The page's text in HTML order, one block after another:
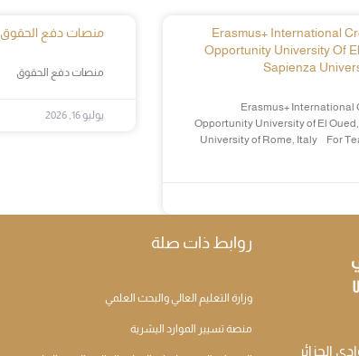
Erasmus+ International
Opportunity University Of
Sapienza
Erasmus+ International
Opportunity University of El
University of Rome, Italy For
منصات دفع الحقوق
منصات دفع الحقوق
يوليو 16, 2026
روابط ذات صلة
وزارة التعليم العالي والبحث العلمي
منصة تسيير الموارد اليشرية